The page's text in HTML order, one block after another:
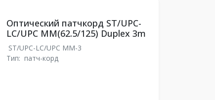
Оптический патчкорд ST/UPC-
LC/UPC MM(62.5/125) Duplex 3m
ST/UPC-LC/UPC MM-3
Тип: патч-корд